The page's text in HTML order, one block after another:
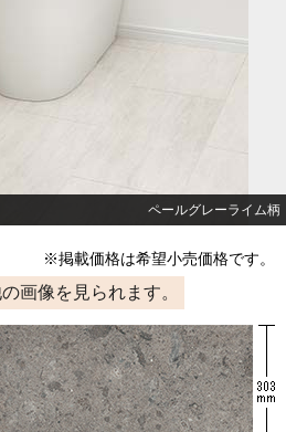
ペールグレーライム柄
※掲載価格は希望小売価格です。
画像を見られます。